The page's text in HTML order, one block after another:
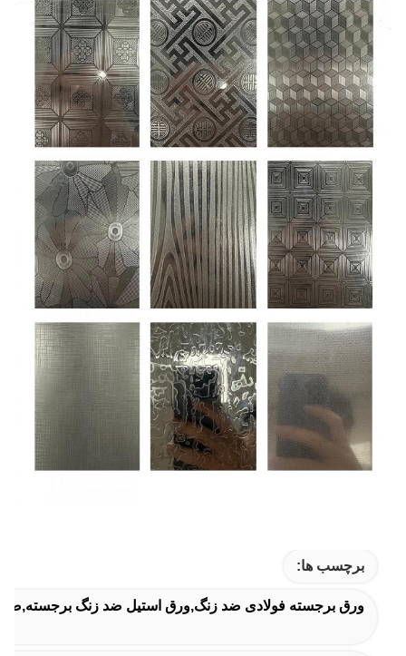
برچسب ها:
ورق برجسته فولادی ضد زنگ,ورق استیل ضد زنگ